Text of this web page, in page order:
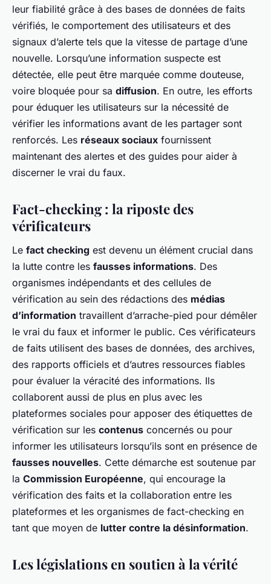
leur fiabilité grâce à des bases de données de faits
vérifiés, le comportement des utilisateurs et des
signaux d’alerte tels que la vitesse de partage d’une
nouvelle. Lorsqu’une information suspecte est
détectée, elle peut être marquée comme douteuse,
voire bloquée pour sa diffusion. En outre, les efforts
pour éduquer les utilisateurs sur la nécessité de
vérifier les informations avant de les partager sont
renforcés. Les réseaux sociaux fournissent
maintenant des alertes et des guides pour aider à
discerner le vrai du faux.
Fact-checking : la riposte des
vérificateurs
Le fact checking est devenu un élément crucial dans
la lutte contre les fausses informations. Des
organismes indépendants et des cellules de
vérification au sein des rédactions des médias
d’information travaillent d’arrache-pied pour démêler
le vrai du faux et informer le public. Ces vérificateurs
de faits utilisent des bases de données, des archives,
des rapports officiels et d’autres ressources fiables
pour évaluer la véracité des informations. Ils
collaborent aussi de plus en plus avec les
plateformes sociales pour apposer des étiquettes de
vérification sur les contenus concernés ou pour
informer les utilisateurs lorsqu’ils sont en présence de
fausses nouvelles. Cette démarche est soutenue par
la Commission Européenne, qui encourage la
vérification des faits et la collaboration entre les
plateformes et les organismes de fact-checking en
tant que moyen de lutter contre la désinformation.
Les législations en soutien à la vérité